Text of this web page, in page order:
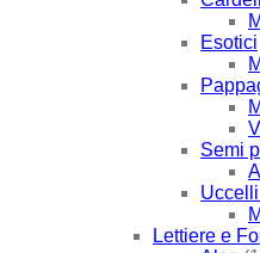
Esotici
Semi
Lettiere e